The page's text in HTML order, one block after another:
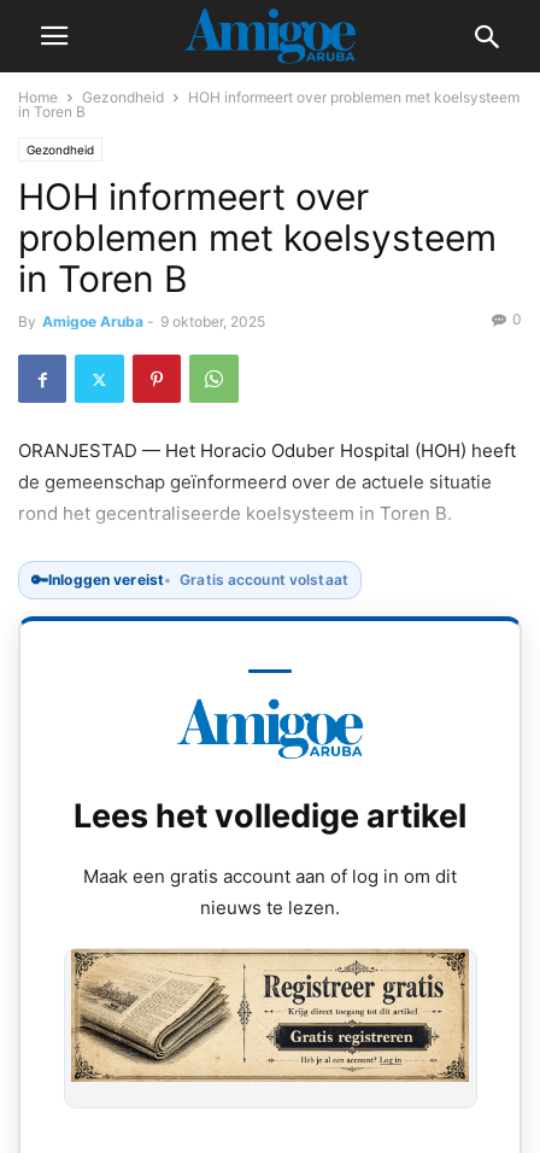
Home Gezondheid
HOH informeert over problemen met koelsysteem
in Toren B
Gezondheid
HOH informeert over
problemen met koelsysteem
in Toren B
By Amigoe Aruba - 9 oktober, 2025 0
ORANJESTAD — Het Horacio Oduber Hospital (HOH) heeft
de gemeenschap geïnformeerd over de actuele situatie
rond het gecentraliseerde koelsysteem in Toren B.
🔑Inloggen vereist Gratis account volstaat
Lees het volledige artikel
Maak een gratis account aan of log in om dit
nieuws te lezen.